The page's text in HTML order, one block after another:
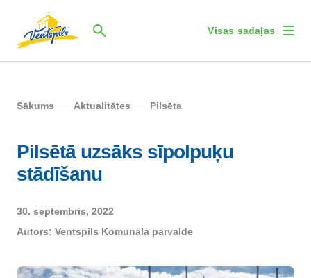
Visas sadaļas
Sākums Aktualitātes Pilsēta
Pilsētā uzsāks sīpolpuķu
stādīšanu
30. septembris, 2022
Autors: Ventspils Komunālā pārvalde